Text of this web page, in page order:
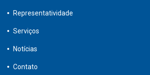
Representatividade
Serviços
Notícias
Contato